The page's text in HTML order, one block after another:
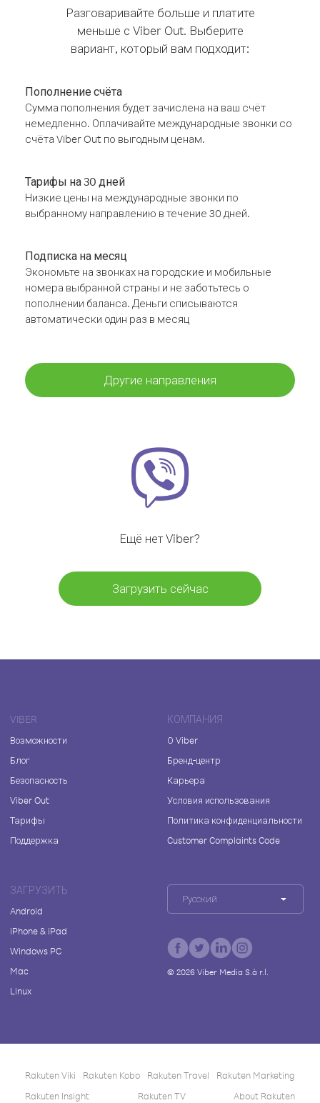
Разговаривайте больше и платите
меньше с Viber Out. Выберите
вариант, который вам подходит:
Пополнение счёта
Сумма пополнения будет зачислена на ваш счёт
немедленно. Оплачивайте международные звонки со
счёта Viber Out по выгодным ценам.
Тарифы на 30 дней
Низкие цены на международные звонки по
выбранному направлению в течение 30 дней.
Подписка на месяц
Экономьте на звонках на городские и мобильные
номера выбранной страны и не заботьтесь о
пополнении баланса. Деньги списываются
автоматически один раз в месяц
Другие направления
Ещё нет Viber?
Загрузить сейчас
VIBER
Возможности
Блог
Безопасность
Viber Out
Тарифы
Поддержка
КОМПАНИЯ
О Viber
Бренд-центр
Карьера
Условия использования
Политика конфиденциальности
Customer Complaints Code
ЗАГРУЗИТЬ
Android
iPhone & iPad
Windows PC
Mac
Linux
Русский
© 2026Viber Media S.à r.l.
Rakuten Viki Rakuten Kobo Rakuten Travel
Rakuten Marketing
Rakuten Insight
Rakuten TV About Rakuten